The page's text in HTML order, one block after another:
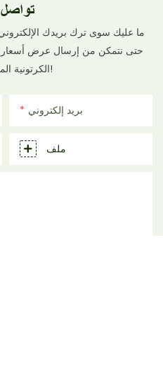
تواصل
ما عليك سوى ترك بريدك
حتى نتمكن من إرسال عرض أسعار
الكرتونية المتنوعة لدينا!
بريد إلكتروني
ملف